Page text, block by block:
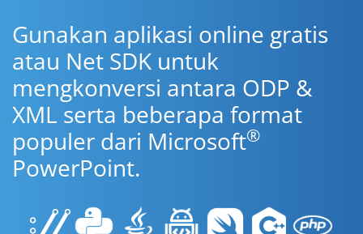
Gunakan aplikasi online gratis
atau Net SDK untuk
mengkonversi antara ODP &
XML serta beberapa format
populer dari Microsoft®
PowerPoint.